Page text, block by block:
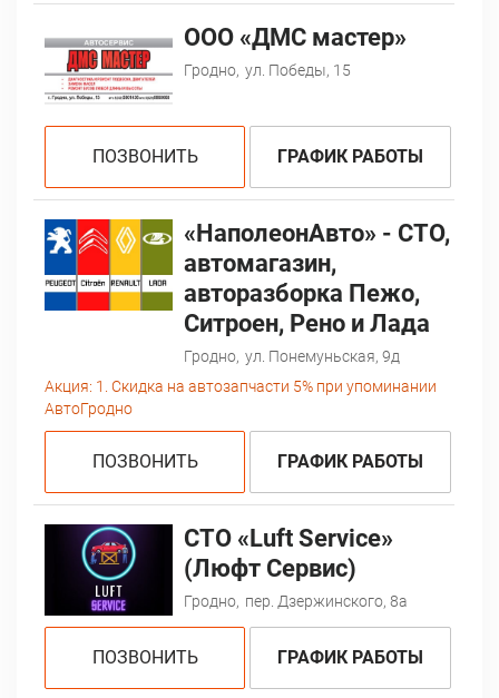
ООО «ДМС мастер»
Гродно, ул. Победы, 15
ПОЗВОНИТЬ ГРАФИК РАБОТЫ
«НаполеонАвто» - СТО,
автомагазин,
авторазборка Пежо,
Ситроен, Рено и Лада
Гродно, ул. Понемуньская, 9д
Акция: 1. Скидка на автозапчасти 5% при упоминании
АвтоГродно
ПОЗВОНИТЬ ГРАФИК РАБОТЫ
СТО «Luft Service»
(Люфт Сервис)
Гродно, пер. Дзержинского, 8а
ПОЗВОНИТЬ ГРАФИК РАБОТЫ